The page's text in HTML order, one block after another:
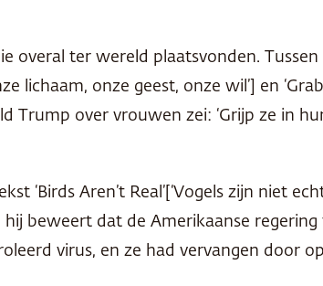
overal ter wereld plaatsvonden. Tussen
lichaam, onze geest, onze wil’] en
Trump over vrouwen zei: ‘Grijp ze in
Aren’t Real’[‘Vogels zijn niet
beweert dat de Amerikaanse regering
virus, en ze had vervangen door